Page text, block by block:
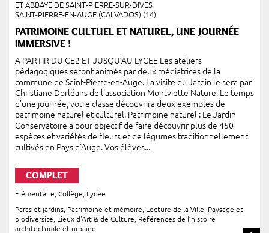
ET ABBAYE DE SAINT-PIERRE-SUR-DIVES
SAINT-PIERRE-EN-AUGE (CALVADOS) (14)
PATRIMOINE CULTUEL ET NATUREL, UNE JOURNÉE
IMMERSIVE !
A PARTIR DU CE2 ET JUSQU’AU LYCEE Les ateliers
pédagogiques seront animés par deux médiatrices de la
commune de Saint-Pierre-en-Auge. La visite du Jardin le sera par
Christiane Dorléans de l'association Montviette Nature. Le temps
d'une journée, votre classe découvrira deux exemples de
patrimoine naturel et culturel. Patrimoine naturel : Le Jardin
Conservatoire a pour objectif de faire découvrir plus de 450
espèces et variétés de fleurs et de légumes traditionnellement
cultivés en Pays d'Auge. Vos élèves...
COMPLET
Elémentaire Collège
Lycée
Parcs et jardins Patrimoine et mémoire Lecture de la Ville
Paysage et
biodiversité
Lieux d'Art & de Culture
Références de l’histoire
architecturale et urbaine